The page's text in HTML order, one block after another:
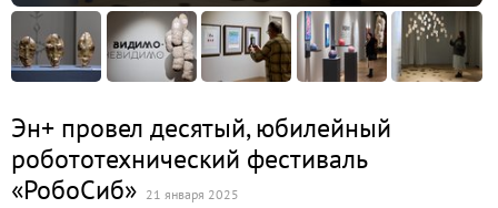
Эн+ провел десятый, юбилейный
робототехнический фестиваль
«РобоСиб» 21 января 2025